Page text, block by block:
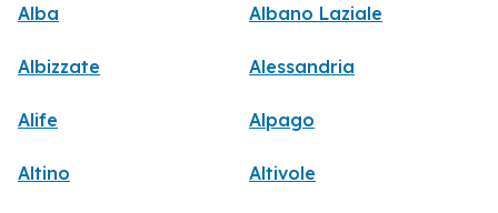
Alba Albano Laziale
Albizzate Alessandria
Alife Alpago
Altino Altivole